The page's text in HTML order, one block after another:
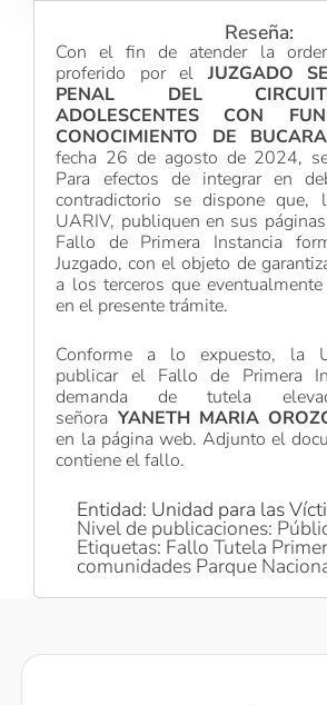
Reseña:
Con el fin de atender la
proferido por el JUZGADO
PENAL DEL
ADOLESCENTES CON
CONOCIMIENTO DE
fecha 26 de agosto de 2024,
Para efectos de integrar en
contradictorio se dispone
UARIV, publiquen en sus
Fallo de Primera Instancia
Juzgado, con el objeto de
a los terceros que
en el presente trámite.
Conforme a lo expuesto, la
publicar el Fallo de Primera
demanda de tutela
señora YANETH MARIA
en la página web. Adjunto el
contiene el fallo.
Entidad: Unidad para las
Nivel de publicaciones:
Etiquetas: Fallo Tutela
comunidades Parque